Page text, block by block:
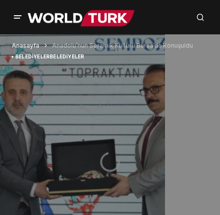
Anasayfa Anadolu’nun Seramik Kültürü Bursa’da Konuşuldu
BELEDİYELERBELEDİYELER